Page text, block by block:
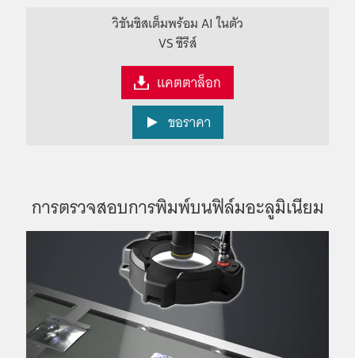
วิชันซิสเต็มพร้อม AI ในตัว
VS ซีรีส์
แคตตาล็อก
ขอราคา
การตรวจสอบการพิมพ์บนฟิล์มอะลูมิเนียม